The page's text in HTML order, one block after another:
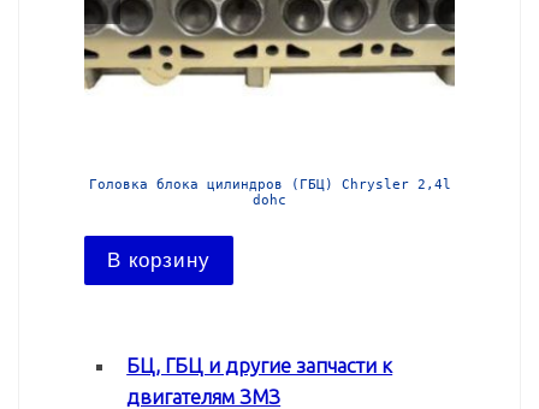
Головка блока цилиндров (ГБЦ) Chrysler 2,4l
dohc
В корзину
БЦ, ГБЦ и другие запчасти к
двигателям ЗМЗ